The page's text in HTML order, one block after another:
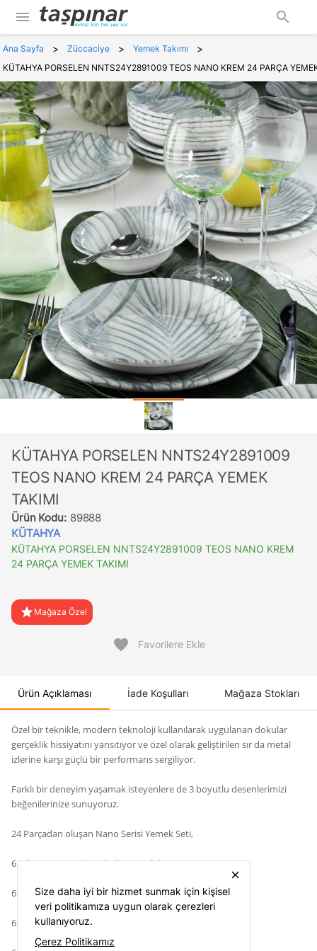
menu search
Ana Sayfa > Züccaciye > Yemek Takımı >
KÜTAHYA PORSELEN NNTS24Y2891009 TEOS NANO KREM 24 PARÇA
KÜTAHYA PORSELEN NNTS24Y2891009
TEOS NANO KREM 24 PARÇA YEMEK
TAKIMI
Ürün Kodu: 89888
KÜTAHYA
KÜTAHYA PORSELEN NNTS24Y2891009 TEOS NANO KREM
24 PARÇA YEMEK TAKIMI
star Mağaza Özel
favorite Favorilere Ekle
Ürün Açıklaması İade Koşulları Mağaza Stokları
Özel bir teknikle, modern teknoloji kullanılarak uygulanan dokular
gerçeklik hissiyatını yansıtıyor ve özel olarak geliştirilen sır da metal
izlerine karşı güçlü bir performans sergiliyor.
Farklı bir deneyim yaşamak isteyenlere de 3 boyutlu desenlerimizi
beğenilerinize sunuyoruz.
24 Parçadan oluşan Nano Serisi Yemek Seti,
6 Adet 25 cm Servis Tabağı (Yuvarlak)
6 Adet 21 cm Çukur Tabak (Yuvarlak)
6 Adet 19 cm Pasta Tabağı (Yuvarlak)
close
Size daha iyi bir hizmet sunmak için kişisel
veri politikamıza uygun olarak çerezleri
kullanıyoruz.
Çerez Politikamız